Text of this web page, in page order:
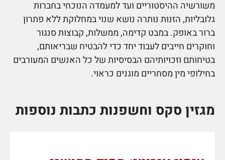
משורשיה ההיסטוריים ועד למעמדה הנוכחי בחברות
גלובליות, הזנות נותרה נושא שנוי במחלוקת ללא פתרון
ברור באופק. במבט קדימה, ממשלות, קבוצות סנגור
וחוקרים חייבים לעבוד יחד כדי להבטיח שבריאותם,
בטיחותם וזכויותיהם הבסיסיות של כל האנשים המעורבים
בחילופי מין מסחריים מוגנים כראוי.
מגזין סקס וחשפנות כתבות נוספות